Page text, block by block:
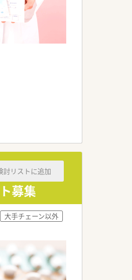
募集
討リストに追加
大手チェーン以外